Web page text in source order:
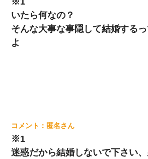
いたら何なの？
そんな大事な事隠して結婚する
よ
匿名
※1
迷惑だから結婚しないで下さい